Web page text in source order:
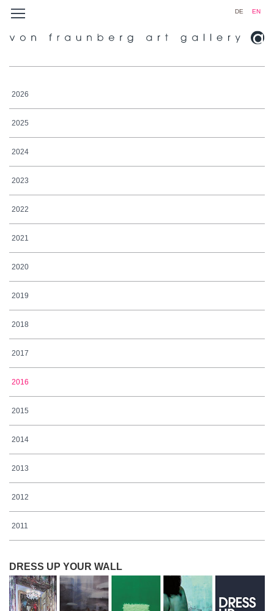
DE EN
2026
2025
2024
2023
2022
2021
2020
2019
2018
2017
2016
2015
2014
2013
2012
2011
DRESS UP YOUR WALL